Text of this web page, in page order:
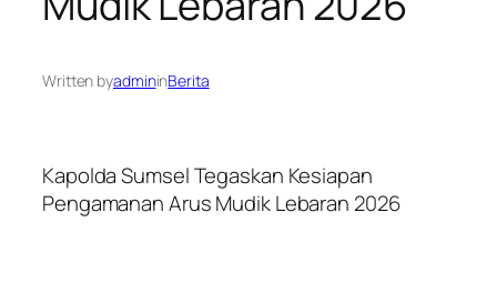
Written byadmininBerita
Kapolda Sumsel Tegaskan Kesiapan
Pengamanan Arus Mudik Lebaran 2026